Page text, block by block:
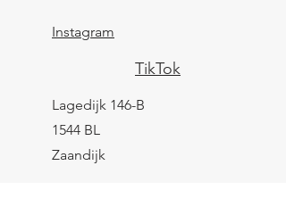
Instagram
TikTok
Lagedijk 146-B
1544 BL
Zaandijk